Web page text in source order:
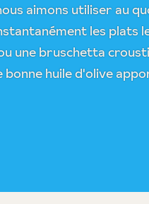
aimons utiliser au
les plats
une bruschetta
huile d'olive